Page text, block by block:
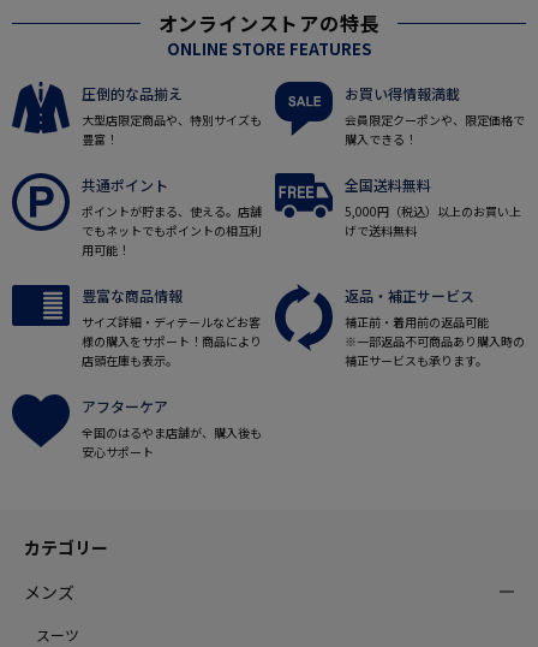
オンラインストアの特長
ONLINE STORE FEATURES
圧倒的な品揃え
大型店限定商品や、特別サイズも
豊富！
お買い得情報満載
会員限定クーポンや、限定価格で
購入できる！
共通ポイント
ポイントが貯まる、使える。店舗
でもネットでもポイントの相互利
用可能！
全国送料無料
5,000円（税込）以上のお買い上
げで送料無料
豊富な商品情報
サイズ詳細・ディテールなどお客
様の購入をサポート！商品により
店頭在庫も表示。
返品・補正サービス
補正前・着用前の返品可能
※一部返品不可商品あり購入時の
補正サービスも承ります。
アフターケア
全国のはるやま店舗が、購入後も
安心サポート
カテゴリー
メンズ
スーツ